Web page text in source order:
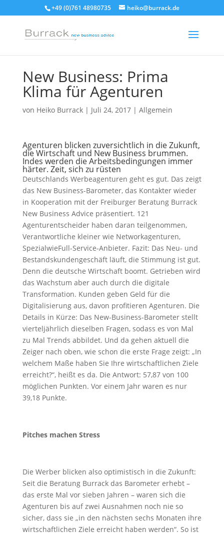
+49 (0)761 48980735 heiko@burrack.de
New Business: Prima
Klima für Agenturen
von Heiko Burrack| Juli 24, 2017| Allgemein
Agenturen blicken zuversichtlich in die Zukunft,
die Wirtschaft und New Business brummen.
Indes werden die Arbeitsbedingungen immer
härter. Zeit, sich zu rüsten
Deutschlands Werbeagenturen geht es gut. Das zeigt
das New Business-Barometer, das Kontakter wieder
in Kooperation mit der Freiburger Beratung Burrack
New Business Advice präsentiert. 121
Agenturentscheider haben daran teilgenommen,
Verantwortliche kleiner wie Networkagenturen,
SpezialwieFull-Service-Anbieter. Fazit: Das Neu- und
Bestandskundengeschäft läuft, die Stimmung ist gut.
Denn die deutsche Wirtschaft boomt. Getrieben wird
das Wachstum aber auch durch die digitale
Transformation. Kunden geben Geld für die
Digitalisierung aus, davon profitieren Agenturen. Die
Details in Kürze: Das New-Business-Barometer stellt
vierteljährlich dieselben Fragen, sodass es von Mal
zu Mal Trends abbildet. Und da gehen aktuell die
Zeiger nach oben, wie schon die erste Frage zeigt: „In
welchem Maße haben Sie Ihre wirtschaftlichen Ziele
erreicht?“, heißt es da. Die Antwort: 57,87 von 100
möglichen Punkten. Vor einem Jahr waren es nur
39,18 Punkte.
Pitches machen Stress
Die Werber blicken also optimistisch in die Zukunft:
Seit die Beratung Burrack das Barometer erhebt –
das erste Mal vor sieben Jahren – waren sich die
Agenturen bis auf zwei Ausnahmen noch nie so
sicher, dass sie „in den nächsten sechs Monaten ihre
wirtschaftlichen Ziele erreicht haben werden“. So ist